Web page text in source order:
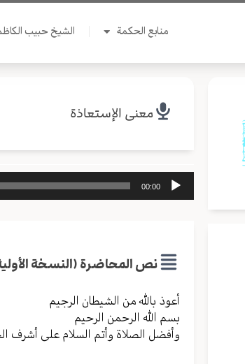
منابع الحكمة الشيخ حبيب
معنى الإستعاذة
مشغل
00:00
نص المحاضرة (النسخة
أعوذ بالله من الشیطان الرجیم
بسم الله الرحمن الرحیم
وأفضل الصلاة وأتم السلام علی أشرف